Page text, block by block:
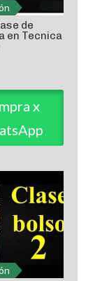
de
en Tecnica
x